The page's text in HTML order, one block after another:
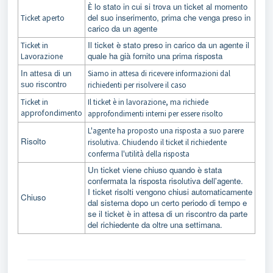
Ticket aperto
È lo stato in cui si trova un ticket al momento
del suo inserimento, prima che venga preso in
carico da un agente
Ticket in
Lavorazione
Il ticket è stato preso in carico da un agente il
quale ha già fornito una prima risposta
In attesa di un
suo riscontro
Siamo in attesa di ricevere informazioni dal
richiedenti per risolvere il caso
Ticket in
approfondimento
Il ticket è in lavorazione, ma richiede
approfondimenti interni per essere risolto
Risolto
L'agente ha proposto una risposta a suo parere
risolutiva. Chiudendo il ticket il richiedente
conferma l'utilità della risposta
Chiuso
Un ticket viene chiuso quando è stata
confermata la risposta risolutiva dell'agente.
I ticket risolti vengono chiusi automaticamente
dal sistema dopo un certo periodo di tempo e
se il ticket è in attesa di un riscontro da parte
del richiedente da oltre una settimana.